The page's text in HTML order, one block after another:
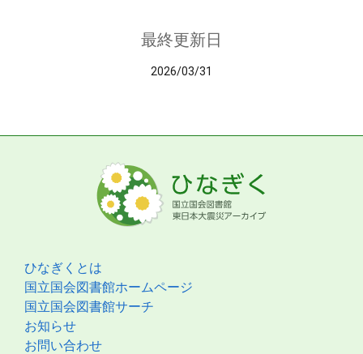
最終更新日
2026/03/31
ひなぎくとは
国立国会図書館ホームページ
国立国会図書館サーチ
お知らせ
お問い合わせ